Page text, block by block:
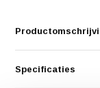
Specificaties